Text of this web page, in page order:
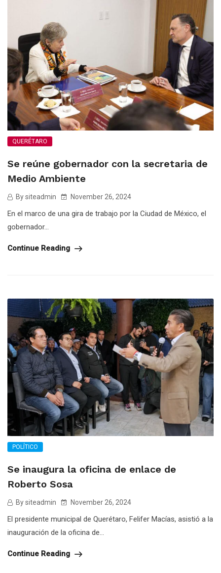
QUERÉTARO
Se reúne gobernador con la secretaria de
Medio Ambiente
By siteadmin November 26, 2024
En el marco de una gira de trabajo por la Ciudad de México, el
gobernador...
Continue Reading
POLÍTICO
Se inaugura la oficina de enlace de
Roberto Sosa
By siteadmin November 26, 2024
El presidente municipal de Querétaro, Felifer Macías, asistió a la
inauguración de la oficina de...
Continue Reading